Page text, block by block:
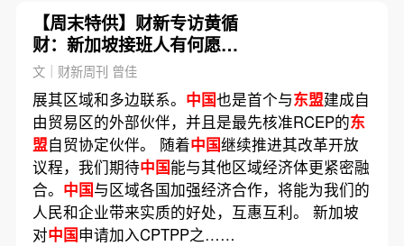
【周末特供】财新专访黄循
财：新加坡接班人有何愿
景？
文｜财新周刊 曾佳
展其区域和多边联系。 中国也是首个与东盟建成自
由贸易区的外部伙伴，并且是最先核准RCEP的东
盟自贸协定伙伴。 随着中国继续推进其改革开放
议程，我们期待中国能与其他区域经济体更紧密融
合。 中国与区域各国加强经济合作，将能为我们的
人民和企业带来实质的好处，互惠互利。 新加坡
对中国申请加入CPTPP之……